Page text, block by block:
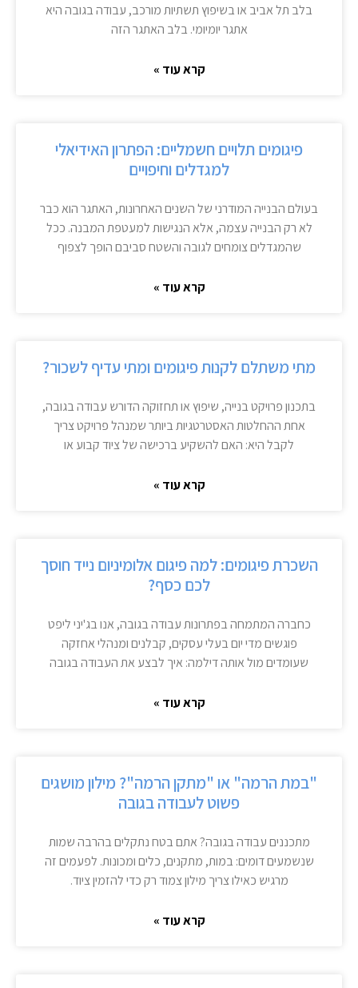
בלב תל אביב או בשיפוץ תשתיות מורכב, עבודה בגובה היא
אתגר יומיומי. בלב האתגר הזה
קרא עוד »
פיגומים תלויים חשמליים: הפתרון האידיאלי
למגדלים וחיפויים
בעולם הבנייה המודרני של השנים האחרונות, האתגר הוא כבר
לא רק הבנייה עצמה, אלא הנגישות למעטפת המבנה. ככל
שהמגדלים צומחים לגובה והשטח סביבם הופך לצפוף
קרא עוד »
מתי משתלם לקנות פיגומים ומתי עדיף לשכור?
בתכנון פרויקט בנייה, שיפוץ או תחזוקה הדורש עבודה בגובה,
אחת ההחלטות האסטרטגיות ביותר שמנהל פרויקט צריך
לקבל היא: האם להשקיע ברכישה של ציוד קבוע או
קרא עוד »
השכרת פיגומים: למה פיגום אלומיניום נייד חוסך
לכם כסף?
כחברה המתמחה בפתרונות עבודה בגובה, אנו בג'יני ליפט
פוגשים מדי יום בעלי עסקים, קבלנים ומנהלי אחזקה
שעומדים מול אותה דילמה: איך לבצע את העבודה בגובה
קרא עוד »
"במת הרמה" או "מתקן הרמה"? מילון מושגים
פשוט לעבודה בגובה
מתכננים עבודה בגובה? אתם בטח נתקלים בהרבה שמות
שנשמעים דומים: במות, מתקנים, כלים ומכונות. לפעמים זה
מרגיש כאילו צריך מילון צמוד רק כדי להזמין ציוד.
קרא עוד »